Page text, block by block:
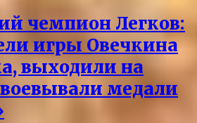
чемпион Легков:
игры Овечкина
выходили на
медали